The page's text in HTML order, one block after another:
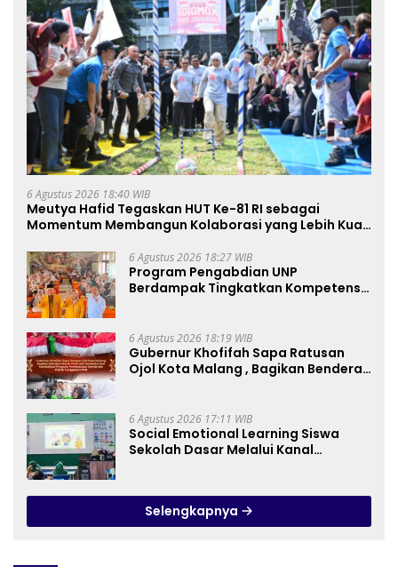
6 Agustus 2026 18:40 WIB
Meutya Hafid Tegaskan HUT Ke-81 RI sebagai
Momentum Membangun Kolaborasi yang Lebih Kuat
6 Agustus 2026 18:27 WIB
Program Pengabdian UNP
Berdampak Tingkatkan Kompetensi
6 Agustus 2026 18:19 WIB
Gubernur Khofifah Sapa Ratusan
Ojol Kota Malang , Bagikan Bendera
Denda dan Pokok Tunggakan PKB
6 Agustus 2026 17:11 WIB
Social Emotional Learning Siswa
Sekolah Dasar Melalui Kanal
Selengkapnya